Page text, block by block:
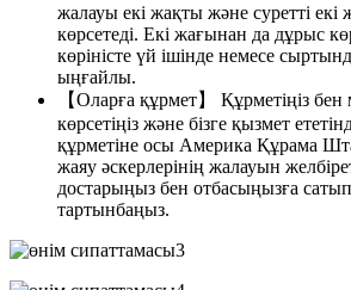
жалауы екі жақты және суретті
көрсетеді. Екі жағынан да дұрыс
көріністе үй ішінде немесе
ыңғайлы.
【Оларға құрмет】 Құрметіңіз
көрсетіңіз және бізге қызмет
құрметіне осы Америка Құрама
жаяу әскерлерінің жалауын
достарыңыз бен отбасыңызға
тартынбаңыз.